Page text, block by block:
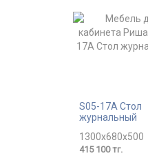
S05-17A Стол
журнальный
1300x680x500
415 100 тг.